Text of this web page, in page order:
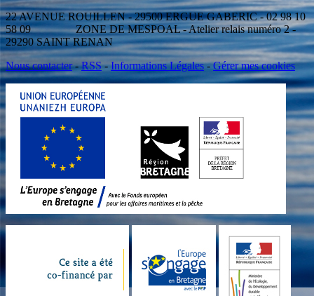
22 AVENUE ROUILLEN - 29500 ERGUE GABERIC - 02 98 10
58 09 ZONE DE MESPOAL - Atelier relais numéro 2 -
29290 SAINT RENAN
Nous contacter-RSS-Informations Légales-Gérer mes cookies